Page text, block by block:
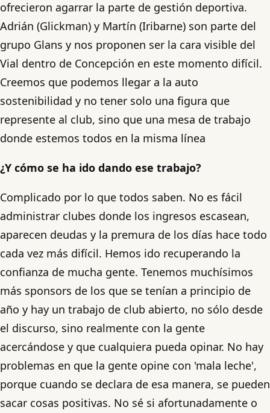
ofrecieron agarrar la parte de gestión deportiva.
Adrián (Glickman) y Martín (Iribarne) son parte del
grupo Glans y nos proponen ser la cara visible del
Vial dentro de Concepción en este momento difícil.
Creemos que podemos llegar a la auto
sostenibilidad y no tener solo una figura que
represente al club, sino que una mesa de trabajo
donde estemos todos en la misma línea
¿Y cómo se ha ido dando ese trabajo?
Complicado por lo que todos saben. No es fácil
administrar clubes donde los ingresos escasean,
aparecen deudas y la premura de los días hace todo
cada vez más difícil. Hemos ido recuperando la
confianza de mucha gente. Tenemos muchísimos
más sponsors de los que se tenían a principio de
año y hay un trabajo de club abierto, no sólo desde
el discurso, sino realmente con la gente
acercándose y que cualquiera pueda opinar. No hay
problemas en que la gente opine con 'mala leche',
porque cuando se declara de esa manera, se pueden
sacar cosas positivas. No sé si afortunadamente o